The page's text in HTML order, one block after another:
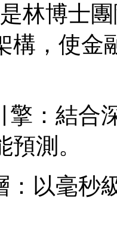
林博士
構，使金
擎：結合
測。
：以毫秒